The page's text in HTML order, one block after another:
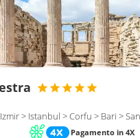
> Istanbul > Corfu > Bari >
Pagamento in 4X